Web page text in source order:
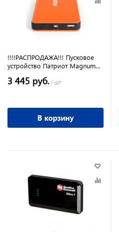
!!!!РАСПРОДАЖА!!! Пусковое
устройство Патриот Magnum
200/400А, время заряда 4-5ч
3 445 руб. / шт
В корзину